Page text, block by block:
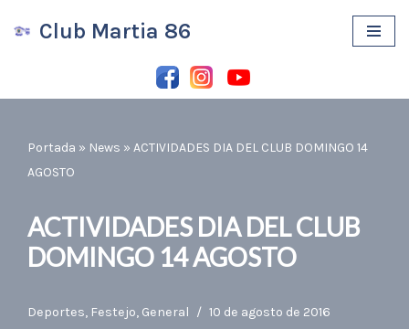
contenido
Club Martia 86
Portada » News » ACTIVIDADES DIA DEL CLUB DOMINGO 14
AGOSTO
ACTIVIDADES DIA DEL CLUB
DOMINGO 14 AGOSTO
Deportes, Festejo, General 10 de agosto de 2016